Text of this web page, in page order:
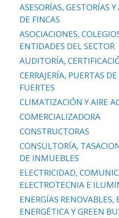
ASESORÍAS, GESTORÍAS
DE FINCAS
ASOCIACIONES,
ENTIDADES DEL SECTOR
AUDITORÍA,
CERRAJERÍA, PUERTAS
FUERTES
CLIMATIZACIÓN Y AIRE
COMERCIALIZADORA
CONSTRUCTORAS
CONSULTORÍA,
DE INMUEBLES
ELECTRICIDAD,
ELECTROTECNIA E
ENERGÍAS RENOVABLES,
ENERGÉTICA Y GREEN